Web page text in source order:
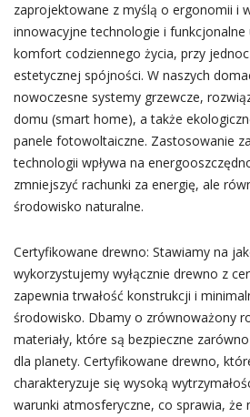
zaprojektowane z myślą o ergonomii i
innowacyjne technologie i funkcjonalne
komfort codziennego życia, przy
estetycznej spójności. W naszych
nowoczesne systemy grzewcze,
domu (smart home), a także
panele fotowoltaiczne. Zastosowanie
technologii wpływa na
zmniejszyć rachunki za energię, ale
środowisko naturalne.
Certyfikowane drewno: Stawiamy na
wykorzystujemy wyłącznie drewno z
zapewnia trwałość konstrukcji i
środowisko. Dbamy o zrównoważony
materiały, które są bezpieczne
dla planety. Certyfikowane drewno,
charakteryzuje się wysoką
warunki atmosferyczne, co sprawia, że